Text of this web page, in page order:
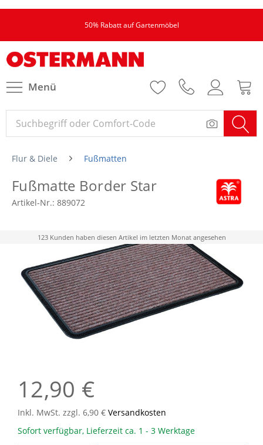
50% Rabatt auf Gartenmöbel
Menü
Flur & Diele Fußmatten
Fußmatte Border Star
Artikel-Nr.: 889072
123 Kunden haben diesen Artikel im letzten Monat angesehen
12,90 €
Inkl. MwSt. zzgl. 6,90 € Versandkosten
Sofort verfügbar, Lieferzeit ca. 1 - 3 Werktage